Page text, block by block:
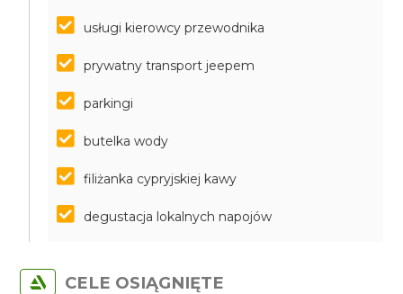
usługi kierowcy przewodnika
prywatny transport jeepem
parkingi
butelka wody
filiżanka cypryjskiej kawy
degustacja lokalnych napojów
CELE OSIĄGNIĘTE